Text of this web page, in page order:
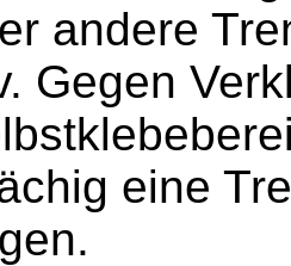
andere
Gegen
eine